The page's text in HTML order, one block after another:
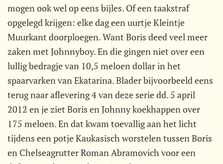
mogen ook wel op eens bijles. Of een taakstraf
opgelegd krijgen: elke dag een uurtje Kleintje
Muurkant doorploegen. Want Boris deed veel meer
zaken met Johnnyboy. En die gingen niet over een
lullig bedragje van 10,5 meloen dollar in het
spaarvarken van Ekatarina. Blader bijvoorbeeld eens
terug naar aflevering 4 van deze serie dd. 5 april
2012 en je ziet Boris en Johnny koekhappen over
175 meloen. En dat kwam toevallig aan het licht
tijdens een potje Kaukasisch worstelen tussen Boris
en Chelseagrutter Roman Abramovich voor een